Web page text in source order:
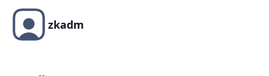
zkadm